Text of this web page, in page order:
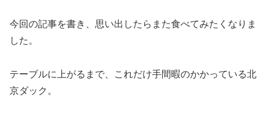
今回の記事を書き、思い出したらまた食べてみたくなりま
した。
テーブルに上がるまで、これだけ手間暇のかかっている北
京ダック。